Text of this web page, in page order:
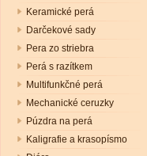
Keramické perá
Darčekové sady
Pera zo striebra
Perá s razítkem
Multifunkčné perá
Mechanické ceruzky
Púzdra na perá
Kaligrafie a krasopísmo